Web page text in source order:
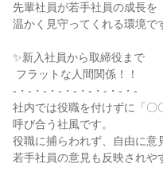
先輩社員が若手社員の成長を
温かく見守ってくれる環境で
✨新入社員から取締役まで
-・-・-・-・-・-・-・-・-
社内では役職を付けずに「〇
呼び合う社風です。
役職に捕らわれず、自由に意
若手社員の意見も反映されや